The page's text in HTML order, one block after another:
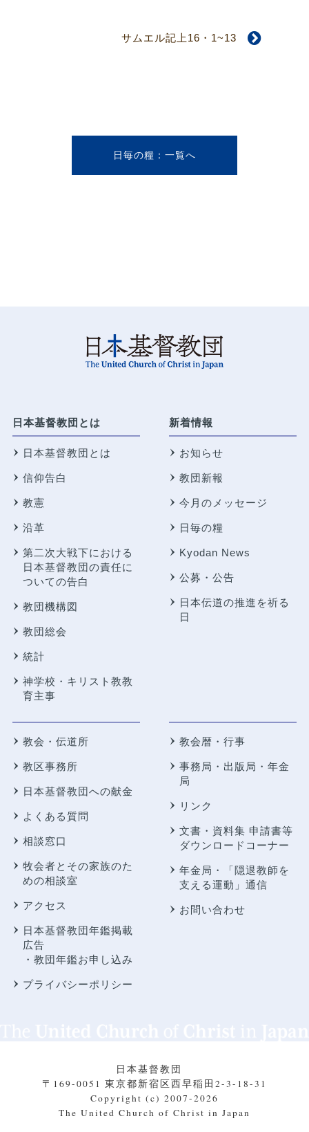
サムエル記上16・1~13
日毎の糧
日本基督教団とは
日本基督教団とは
信仰告白
教憲
沿革
第二次大戦下における
日本基督教団の責任に
ついての告白
教団機構図
教団総会
統計
神学校・キリスト教教
育主事
新着情報
お知らせ
教団新報
今月のメッセージ
日毎の糧
Kyodan News
公募・公告
日本伝道の推進を祈る
日
教会・伝道所
教区事務所
日本基督教団への献金
よくある質問
相談窓口
牧会者とその家族のた
めの相談室
アクセス
日本基督教団年鑑掲載
広告
・教団年鑑お申し込み
プライバシーポリシー
教会暦・行事
事務局・出版局・年金
局
リンク
文書・資料集 申請書等
ダウンロードコーナー
年金局・
「隠退教師を
支える運動」通信
お問い合わせ
日本基督教団
〒169-0051 東京都新宿区西早稲田2-3-18-31
Copyright (c) 2007-2026
The United Church of Christ in Japan